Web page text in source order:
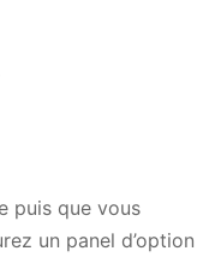
puis que vous
un panel d’option